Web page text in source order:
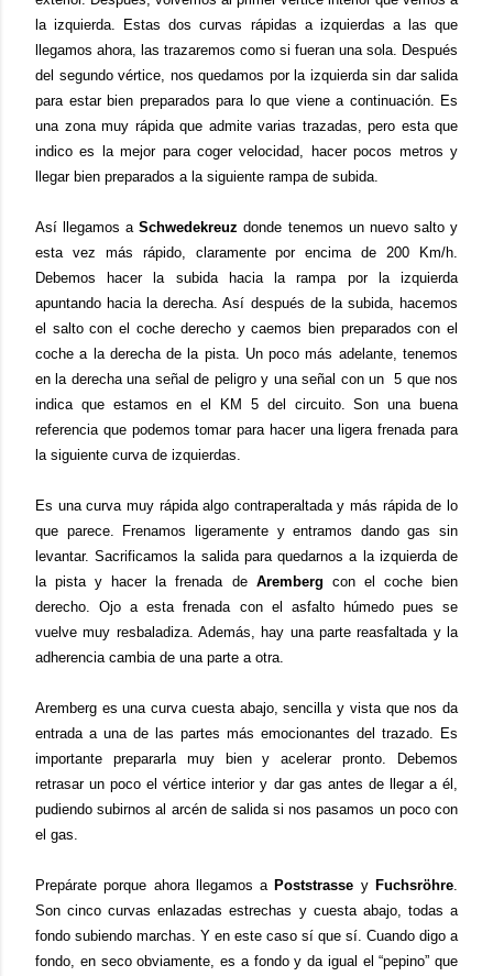
la izquierda. Estas dos curvas rápidas a izquierdas a las que
llegamos ahora, las trazaremos como si fueran una sola. Después
del segundo vértice, nos quedamos por la izquierda sin dar salida
para estar bien preparados para lo que viene a continuación. Es
una zona muy rápida que admite varias trazadas, pero esta que
indico es la mejor para coger velocidad, hacer pocos metros y
llegar bien preparados a la siguiente rampa de subida.
Así llegamos aSchwedekreuz donde tenemos un nuevo salto y
esta vez más rápido, claramente por encima de 200 Km/h.
Debemos hacer la subida hacia la rampa por la izquierda
apuntando hacia la derecha. Así después de la subida, hacemos
el salto con el coche derecho y caemos bien preparados con el
coche a la derecha de la pista. Un poco más adelante, tenemos
en la derecha una señal de peligro y una señal con un 5 que nos
indica que estamos en el KM 5 del circuito. Son una buena
referencia que podemos tomar para hacer una ligera frenada para
la siguiente curva de izquierdas.
Es una curva muy rápida algo contraperaltada y más rápida de lo
que parece. Frenamos ligeramente y entramos dando gas sin
levantar. Sacrificamos la salida para quedarnos a la izquierda de
la pista y hacer la frenada de Aremberg con el coche bien
derecho. Ojo a esta frenada con el asfalto húmedo pues se
vuelve muy resbaladiza. Además, hay una parte reasfaltada y la
adherencia cambia de una parte a otra.
Aremberg es una curva cuesta abajo, sencilla y vista que nos da
entrada a una de las partes más emocionantes del trazado. Es
importante prepararla muy bien y acelerar pronto. Debemos
retrasar un poco el vértice interior y dar gas antes de llegar a él,
pudiendo subirnos al arcén de salida si nos pasamos un poco con
el gas.
Prepárate porque ahora llegamos aPoststrasse yFuchsröhre
Son cinco curvas enlazadas estrechas y cuesta abajo, todas a
fondo subiendo marchas. Y en este caso sí que sí. Cuando digo a
fondo, en seco obviamente, es a fondo y da igual el “pepino” que